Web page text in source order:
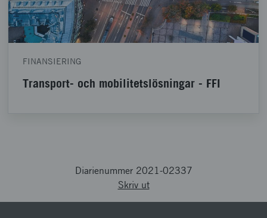
FINANSIERING
Transport- och mobilitetslösningar - FFI
Diarienummer 2021-02337
Skriv ut